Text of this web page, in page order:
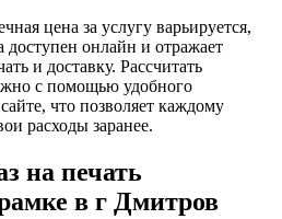
цена за услугу варьируется,
доступен онлайн и отражает
и доставку. Рассчитать
с помощью удобного
что позволяет каждому
расходы заранее.
на печать
в г Дмитров